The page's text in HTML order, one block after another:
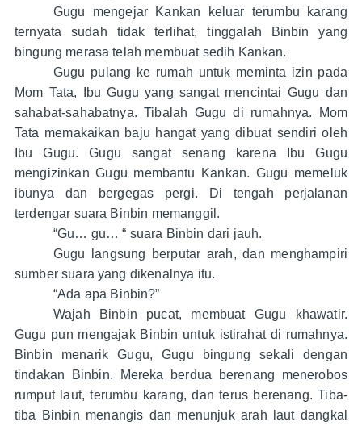
Gugu mengejar Kankan keluar terumbu karang
ternyata sudah tidak terlihat, tinggalah Binbin yang
bingung merasa telah membuat sedih Kankan.
Gugu pulang ke rumah untuk meminta izin pada
Mom Tata, Ibu Gugu yang sangat mencintai Gugu dan
sahabat-sahabatnya. Tibalah Gugu di rumahnya. Mom
Tata memakaikan baju hangat yang dibuat sendiri oleh
Ibu Gugu. Gugu sangat senang karena Ibu Gugu
mengizinkan Gugu membantu Kankan. Gugu memeluk
ibunya dan bergegas pergi. Di tengah perjalanan
terdengar suara Binbin memanggil.
“Gu… gu… “ suara Binbin dari jauh.
Gugu langsung berputar arah, dan menghampiri
sumber suara yang dikenalnya itu.
“Ada apa Binbin?”
Wajah Binbin pucat, membuat Gugu khawatir.
Gugu pun mengajak Binbin untuk istirahat di rumahnya.
Binbin menarik Gugu, Gugu bingung sekali dengan
tindakan Binbin. Mereka berdua berenang menerobos
rumput laut, terumbu karang, dan terus berenang. Tiba-
tiba Binbin menangis dan menunjuk arah laut dangkal